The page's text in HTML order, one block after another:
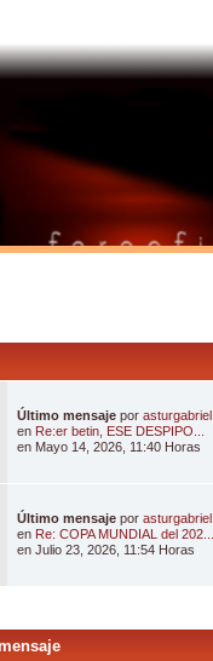
Último mensajepor asturgabriel
en Re:er betin, ESE DESPIPO...
en Mayo 14, 2026, 11:40 Horas
Último mensajepor asturgabriel
en Re: COPA MUNDIAL del 202...
en Julio 23, 2026, 11:54 Horas